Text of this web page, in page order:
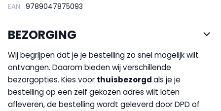
EAN: 9789047875093
BEZORGING
Wij begrijpen dat je je bestelling zo snel mogelijk wilt
ontvangen. Daarom bieden wij verschillende
bezorgopties. Kies voor thuisbezorgdals je je
bestelling op een zelf gekozen adres wilt laten
afleveren, de bestelling wordt geleverd door DPD of